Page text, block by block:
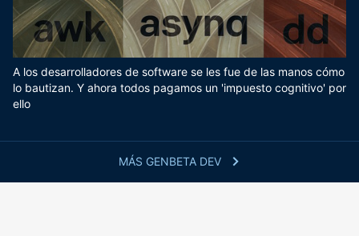
MÁS GENBETA DEV
A los desarrolladores de software se les fue de las manos cómo
lo bautizan. Y ahora todos pagamos un 'impuesto cognitivo' por
ello